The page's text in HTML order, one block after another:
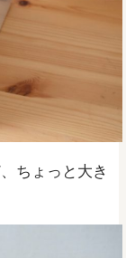
ちょっと大き